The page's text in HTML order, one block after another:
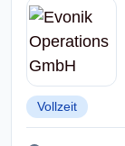
Vollzeit